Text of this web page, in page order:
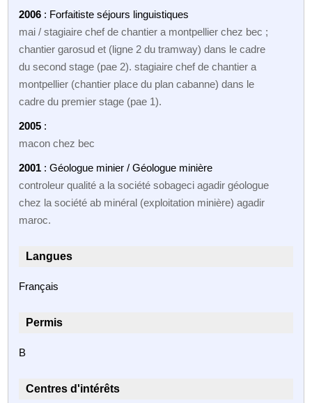
2006 : Forfaitiste séjours linguistiques
mai / stagiaire chef de chantier a montpellier chez bec ;
chantier garosud et (ligne 2 du tramway) dans le cadre
du second stage (pae 2). stagiaire chef de chantier a
montpellier (chantier place du plan cabanne) dans le
cadre du premier stage (pae 1).
2005 :
macon chez bec
2001 : Géologue minier / Géologue minière
controleur qualité a la société sobageci agadir géologue
chez la société ab minéral (exploitation minière) agadir
maroc.
Langues
Français
Permis
B
Centres d'intérêts